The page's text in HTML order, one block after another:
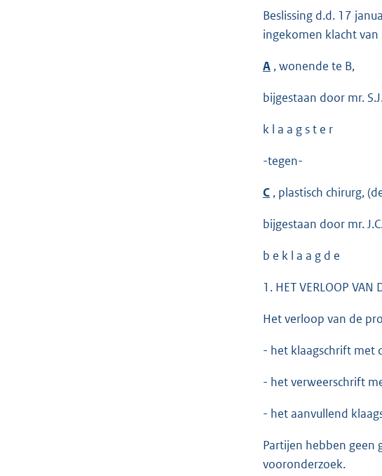
Beslissing d.d. 17
ingekomen klacht van
A , wonende te B,
bijgestaan door mr.
k l a a g s t e r
-tegen-
C , plastisch chirurg,
bijgestaan door mr.
b e k l a a g d e
1. HET VERLOOP VAN
Het verloop van de
- het klaagschrift met
- het verweerschrift
- het aanvullend
Partijen hebben
vooronderzoek.